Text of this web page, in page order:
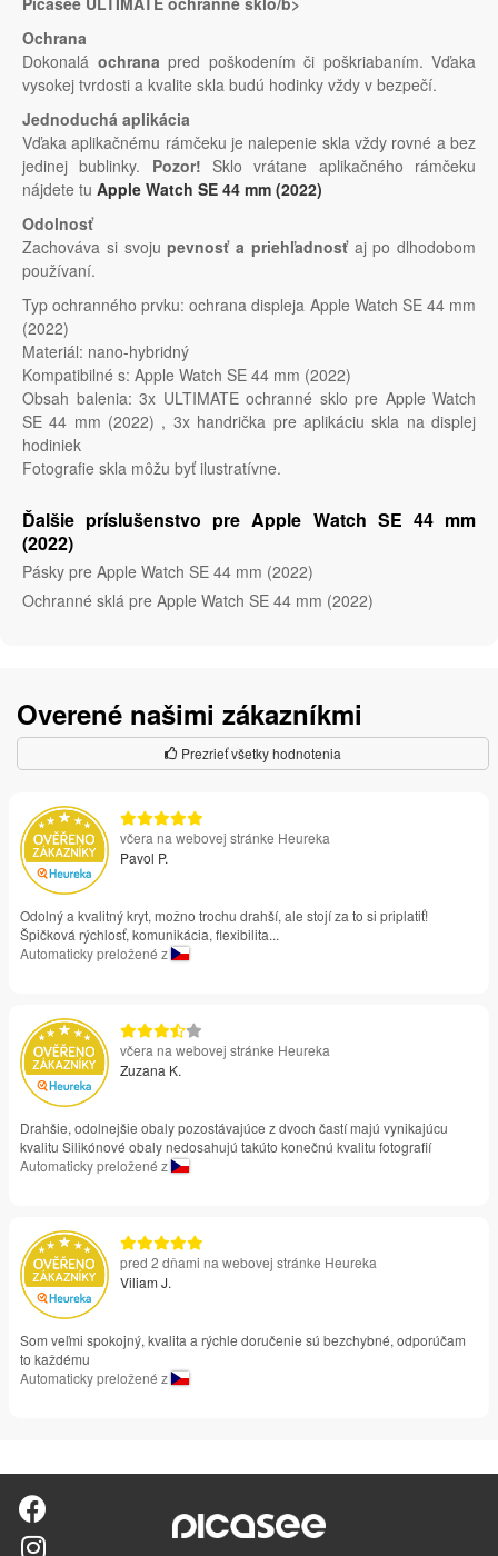
Ochrana
Dokonalá ochrana pred poškodením či poškriabaním. Vďaka
vysokej tvrdosti a kvalite skla budú hodinky vždy v bezpečí.
Jednoduchá aplikácia
Vďaka aplikačnému rámčeku je nalepenie skla vždy rovné a bez
jedinej bublinky. Pozor! Sklo vrátane aplikačného rámčeku
nájdete tu Apple Watch SE 44 mm (2022)
Odolnosť
Zachováva si svojupevnosť a priehľadnosťaj po dlhodobom
používaní.
Typ ochranného prvku: ochrana displeja Apple Watch SE 44 mm
(2022)
Materiál: nano-hybridný
Kompatibilné s: Apple Watch SE 44 mm (2022)
Obsah balenia: 3x ULTIMATE ochranné sklo pre Apple Watch
SE 44 mm (2022) , 3x handrička pre aplikáciu skla na displej
hodiniek
Fotografie skla môžu byť ilustratívne.
Ďalšie príslušenstvo pre Apple Watch SE 44 mm
(2022)
Pásky pre Apple Watch SE 44 mm (2022)
Ochranné sklá pre Apple Watch SE 44 mm (2022)
Overené našimi zákazníkmi
Prezrieť všetky hodnotenia
včera na webovej stránke Heureka
Pavol P.
Odolný a kvalitný kryt, možno trochu drahší, ale stojí za to si priplatiť!
Špičková rýchlosť, komunikácia, flexibilita...
Automaticky preložené z
včera na webovej stránke Heureka
Zuzana K.
Drahšie, odolnejšie obaly pozostávajúce z dvoch častí majú vynikajúcu
kvalitu Silikónové obaly nedosahujú takúto konečnú kvalitu fotografií
Automaticky preložené z
pred 2 dňami na webovej stránke Heureka
Viliam J.
Som veľmi spokojný, kvalita a rýchle doručenie sú bezchybné, odporúčam
to každému
Automaticky preložené z